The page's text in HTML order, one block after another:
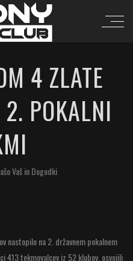
4 ZLATE
POKALNI
VašinDogodki
nastopilo na 2. državnem pokalnem
413 tekmovalcev iz 52 klubov, osvojili